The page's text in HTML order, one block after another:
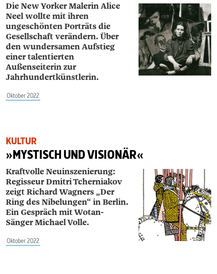
Die New Yorker Malerin Alice
Neel wollte mit ihren
ungeschönten Porträts die
Gesellschaft verändern. Über
den wundersamen Aufstieg
einer talentierten
Außenseiterin zur
Jahrhundertkünstlerin.
Oktober 2022
KULTUR
»MYSTISCH UND VISIONÄR«
Kraftvolle Neuinszenierung:
Regisseur Dmitri Tcherniakov
zeigt Richard Wagners „Der
Ring des Nibelungen“ in Berlin.
Ein Gespräch mit Wotan-
Sänger Michael Volle.
Oktober 2022